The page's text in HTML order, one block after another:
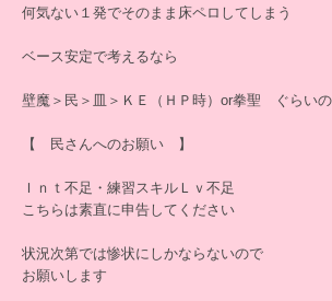
何気ない１発でそのまま床ペロしてしまう
ベース安定で考えるなら
壁魔＞民＞皿＞ＫＥ（ＨＰ時）or拳聖 ぐらい
【 民さんへのお願い 】
Ｉｎｔ不足・練習スキルＬｖ不足
こちらは素直に申告してください
状況次第では惨状にしかならないので
お願いします